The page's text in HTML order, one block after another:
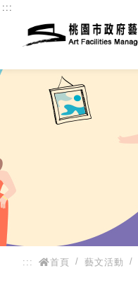
:::
::: 首頁 藝文活動